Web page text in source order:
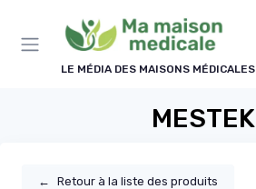
LE MÉDIA DES MAISONS MÉDICALES
MESTEK
← Retour à la liste des produits